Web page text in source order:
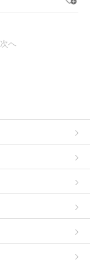
次へ